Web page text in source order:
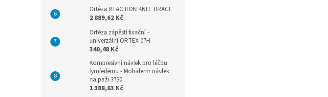
Ortéza REACTION KNEE BRACE
2 889,62 Kč
Ortéza zápěstí fixační -
univerzální ORTEX 07H
340,48 Kč
Kompresivní návlek pro léčbu
lymfedému - Mobiderm návlek
na paži 3730
1 388,63 Kč